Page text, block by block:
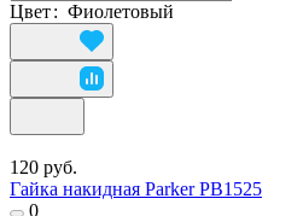
Цвет: Фиолетовый
120 руб.
Гайка накидная Parker PB1525
0